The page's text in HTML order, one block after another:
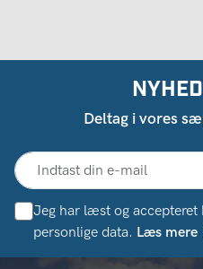
Deltag i vores
Jeg har læst og accepteret
personlige data. Læs mere